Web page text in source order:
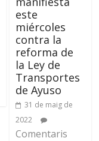
este
miércoles
contra la
reforma de
la Ley de
Transportes
de Ayuso
31 de maig de
2022
Comentaris